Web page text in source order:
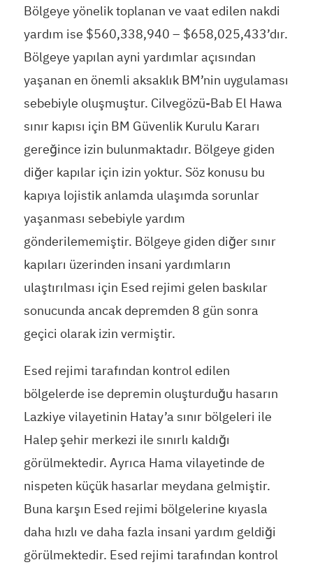
Bölgeye yönelik toplanan ve vaat edilen nakdi
yardım ise $560,338,940 – $658,025,433’dır.
Bölgeye yapılan ayni yardımlar açısından
yaşanan en önemli aksaklık BM’nin uygulaması
sebebiyle oluşmuştur. Cilvegözü-Bab El Hawa
sınır kapısı için BM Güvenlik Kurulu Kararı
gereğince izin bulunmaktadır. Bölgeye giden
diğer kapılar için izin yoktur. Söz konusu bu
kapıya lojistik anlamda ulaşımda sorunlar
yaşanması sebebiyle yardım
gönderilememiştir. Bölgeye giden diğer sınır
kapıları üzerinden insani yardımların
ulaştırılması için Esed rejimi gelen baskılar
sonucunda ancak depremden 8 gün sonra
geçici olarak izin vermiştir.
Esed rejimi tarafından kontrol edilen
bölgelerde ise depremin oluşturduğu hasarın
Lazkiye vilayetinin Hatay’a sınır bölgeleri ile
Halep şehir merkezi ile sınırlı kaldığı
görülmektedir. Ayrıca Hama vilayetinde de
nispeten küçük hasarlar meydana gelmiştir.
Buna karşın Esed rejimi bölgelerine kıyasla
daha hızlı ve daha fazla insani yardım geldiği
görülmektedir. Esed rejimi tarafından kontrol